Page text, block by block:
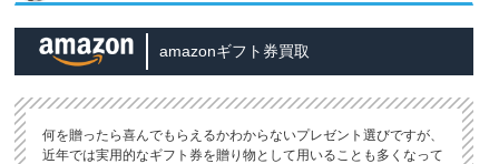
amazonギフト券買取
何を贈ったら喜んでもらえるかわからないプレゼント選びですが、
近年では実用的なギフト券を贈り物として用いることも多くなって